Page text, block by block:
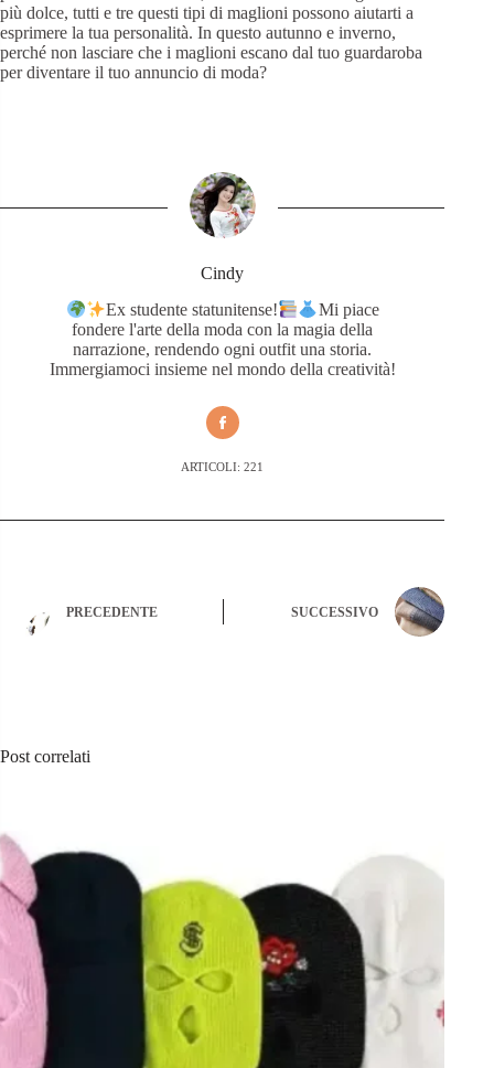
più dolce, tutti e tre questi tipi di maglioni possono aiutarti a
esprimere la tua personalità. In questo autunno e inverno,
perché non lasciare che i maglioni escano dal tuo guardaroba
per diventare il tuo annuncio di moda?
Cindy
Ex studente statunitense!
Mi piace
fondere l'arte della moda con la magia della
narrazione, rendendo ogni outfit una storia.
Immergiamoci insieme nel mondo della creatività!
ARTICOLI: 221
PRECEDENTE SUCCESSIVO
Post correlati